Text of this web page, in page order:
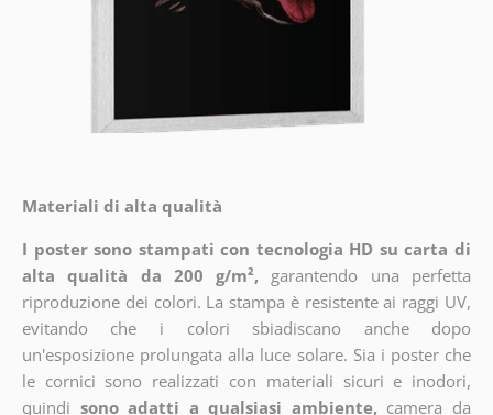
Materiali di alta qualità
I poster sono stampati con tecnologia HD su carta di
alta qualità da 200 g/m², garantendo una perfetta
riproduzione dei colori. La stampa è resistente ai raggi UV,
evitando che i colori sbiadiscano anche dopo
un'esposizione prolungata alla luce solare. Sia i poster che
le cornici sono realizzati con materiali sicuri e inodori,
quindi sono adatti a qualsiasi ambiente, camera da